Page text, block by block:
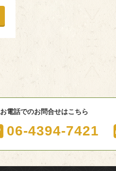
お電話でのお問合せはこちら
06-4394-7421